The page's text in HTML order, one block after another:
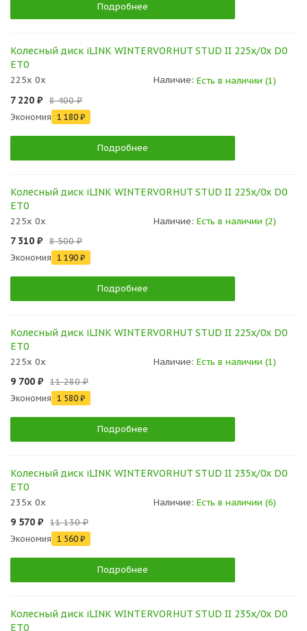
Подробнее
Колесный диск iLINK WINTERVORHUT STUD II 225x/0x D0
ET0
225x 0x Наличие: Есть в наличии (1)
7 220 ₽ 8 400 ₽
Экономия 1 180 ₽
Подробнее
Колесный диск iLINK WINTERVORHUT STUD II 225x/0x D0
ET0
225x 0x Наличие: Есть в наличии (2)
7 310 ₽ 8 500 ₽
Экономия 1 190 ₽
Подробнее
Колесный диск iLINK WINTERVORHUT STUD II 225x/0x D0
ET0
225x 0x Наличие: Есть в наличии (1)
9 700 ₽ 11 280 ₽
Экономия 1 580 ₽
Подробнее
Колесный диск iLINK WINTERVORHUT STUD II 235x/0x D0
ET0
235x 0x Наличие: Есть в наличии (6)
9 570 ₽ 11 130 ₽
Экономия 1 560 ₽
Подробнее
Колесный диск iLINK WINTERVORHUT STUD II 235x/0x D0
ET0